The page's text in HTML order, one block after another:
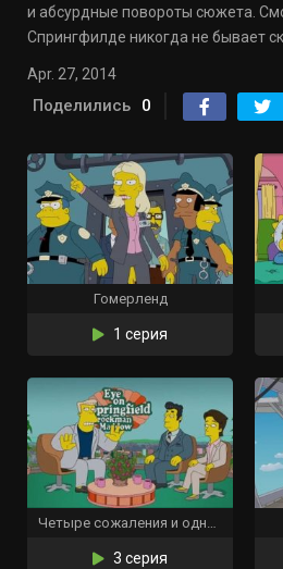
и абсурдные повороты сюжета.
Спрингфилде никогда не бывает
Apr. 27, 2014
Поделились 0
Гомерленд
1 серия
Четыре сожаления и одни похороны
3 серия